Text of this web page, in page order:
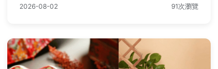
2026-08-02 91次瀏覽